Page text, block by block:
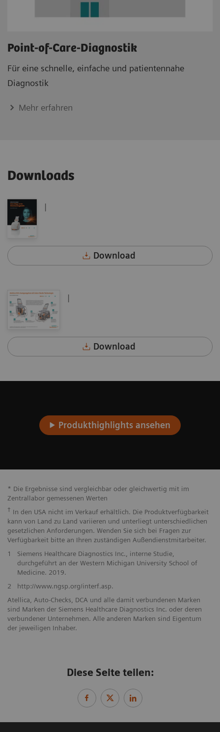
Point-of-Care-Diagnostik
Für eine schnelle, einfache und patientennahe
Diagnostik
Mehr erfahren
Downloads
|
Download
|
Download
Produkthighlights ansehen
* Die Ergebnisse sind vergleichbar oder gleichwertig mit im
Zentrallabor gemessenen Werten
† In den USA nicht im Verkauf erhältlich. Die Produktverfügbarkeit
kann von Land zu Land variieren und unterliegt unterschiedlichen
gesetzlichen Anforderungen. Wenden Sie sich bei Fragen zur
Verfügbarkeit bitte an Ihren zuständigen Außendienstmitarbeiter.
1
Siemens Healthcare Diagnostics Inc., interne Studie,
durchgeführt an der Western Michigan University School of
Medicine. 2019.
2
http://www.ngsp.org/interf.asp.
Atellica, Auto-Checks, DCA und alle damit verbundenen Marken
sind Marken der Siemens Healthcare Diagnostics Inc. oder deren
verbundener Unternehmen. Alle anderen Marken sind Eigentum
der jeweiligen Inhaber.
Diese Seite teilen: